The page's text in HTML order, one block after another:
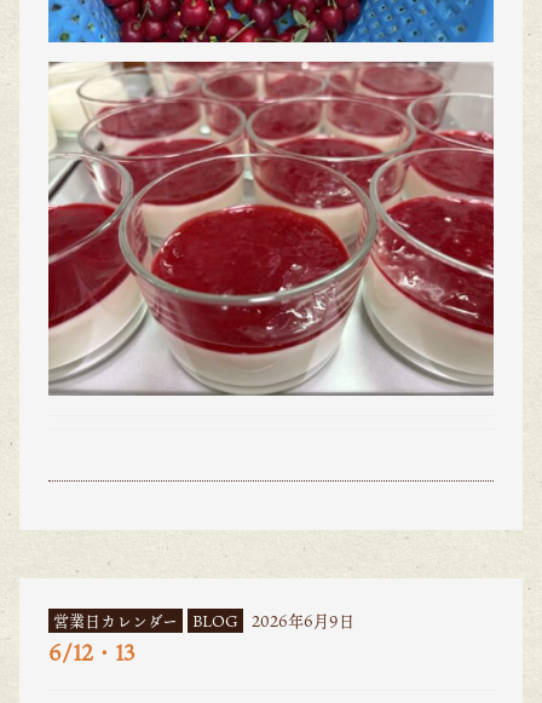
営業日カレンダー BLOG 2026年6月9日
6/12・13